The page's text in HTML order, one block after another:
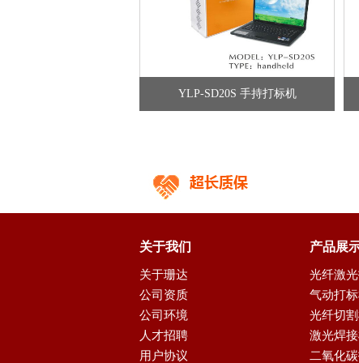
YLP-SD20S 手持打标机
关于我们
关于珊达
公司资质
公司环境
人才招聘
用户协议
产品展
光纤激
气动打
光纤切
激光焊
二氧化